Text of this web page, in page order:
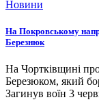
Новини
На Покровському
Березнюк
На Чортківщині
Березюком, який
Загинув воїн 3